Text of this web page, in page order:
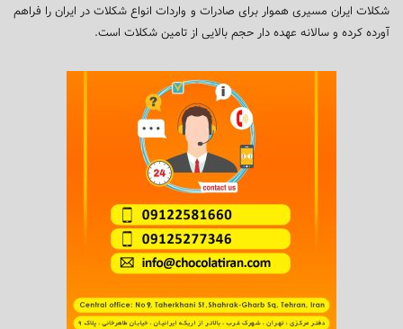
شکلات ایران مسیری هموار برای صادرات و واردات انواع شکلات در ایران را فراهم
آورده کرده و سالانه عهده دار حجم بالایی از تامین شکلات است.